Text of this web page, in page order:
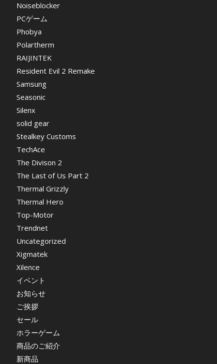
Noiseblocker
PCゲーム
Phobya
Polartherm
RAIJINTEK
Resident Evil 2 Remake
Samsung
Seasonic
Silenx
solid gear
Stealkey Customs
TechAce
The Divison 2
The Last of Us Part 2
Thermal Grizzly
Thermal Hero
Top-Motor
Trendnet
Uncategorized
Xigmatek
Xilence
イベント
お知らせ
ご挨拶
セール
ホラーゲーム
商品のご紹介
新商品